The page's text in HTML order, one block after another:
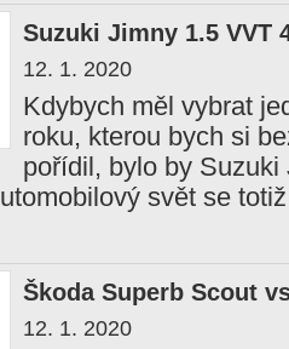
Suzuki Jimny 1.5 VVT
12. 1. 2020
Kdybych měl vybrat
roku, kterou bych si
pořídil, bylo by Suzuki
svět se
Škoda Superb Scout
12. 1. 2020